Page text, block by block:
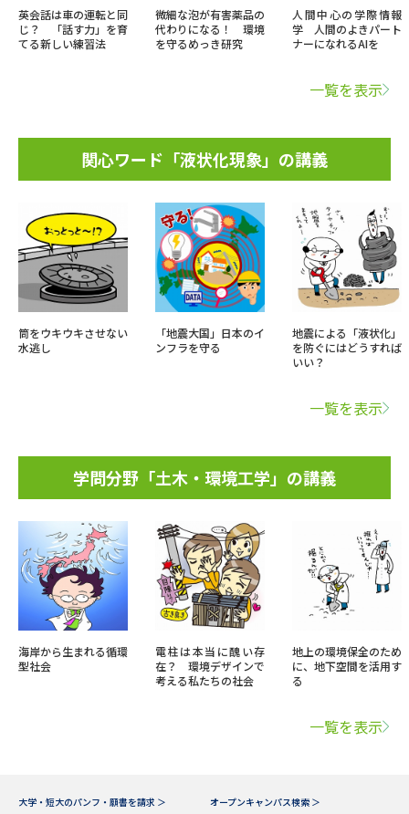
英会話は車の運転と同
じ？ 「話す力」を育
てる新しい練習法
微細な泡が有害薬品の
代わりになる！ 環境
を守るめっき研究
人間中心の学際情報
学 人間のよきパート
ナーになれるAIを
一覧を表示
関心ワード「液状化現象」の講義
筒をウキウキさせない
水逃し
「地震大国」日本のイ
ンフラを守る
地震による「液状化」
を防ぐにはどうすれば
いい？
一覧を表示
学問分野「土木・環境工学」の講義
海岸から生まれる循環
型社会
電柱は本当に醜い存
在？ 環境デザインで
考える私たちの社会
地上の環境保全のため
に、地下空間を活用す
る
一覧を表示
大学・短大のパンフ・願書を請求 ＞ オープンキャンパス検索 ＞